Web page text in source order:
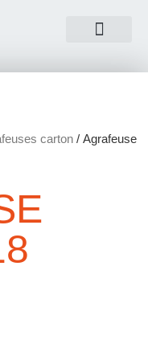
carton / Agrafeuse